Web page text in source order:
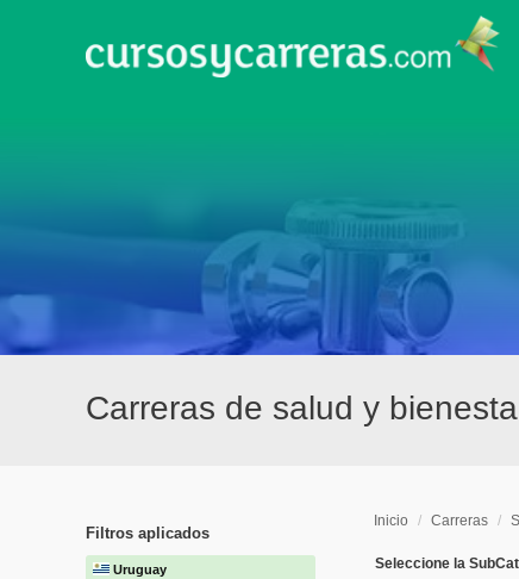
Carreras de salud y
Filtros aplicados
Uruguay
Inicio / Carreras /
Seleccione la